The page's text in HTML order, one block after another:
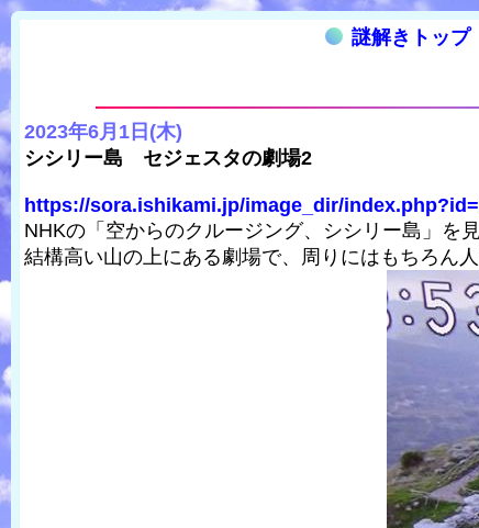
謎解きトップ
2023年6月1日(木)
シシリー島 セジェスタの劇場2
https://sora.ishikami.jp/image_dir/
NHKの「空からのクルージング、シシリー島」を
結構高い山の上にある劇場で、周りにはもちろん